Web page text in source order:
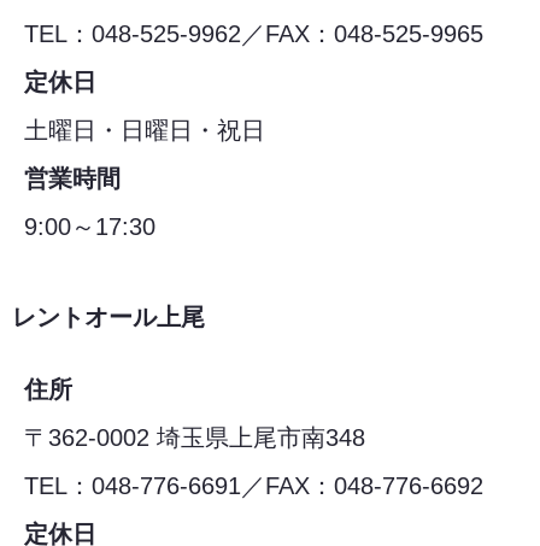
TEL：048-525-9962／FAX：048-525-9965
定休日
土曜日・日曜日・祝日
営業時間
9:00～17:30
レントオール上尾
住所
〒362-0002 埼玉県上尾市南348
TEL：048-776-6691／FAX：048-776-6692
定休日